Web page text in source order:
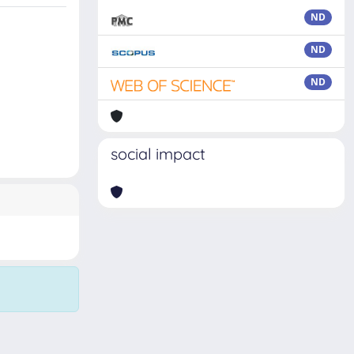
ND
ND
ND
social impact